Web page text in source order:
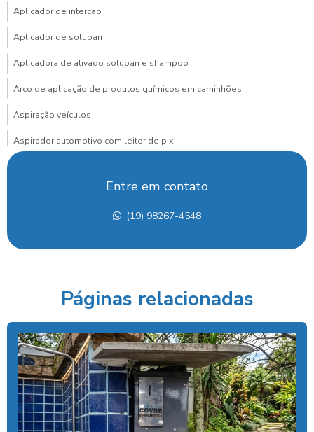
Aplicador de intercap
Aplicador de solupan
Aplicadora de ativado solupan e shampoo
Arco de aplicação de produtos químicos em caminhões
Aspiração veículos
Aspirador automotivo com leitor de pix
Aspirador de carros para lava rapido
Aspirador de carros portátil preço
Aspirador de carros profissional
Aspirador com cobrança por pix para posto
Aspirador para lava rápido profissional
Aspirador moedas
Aspirador de pó fichas e moedas
Aspirador de pó ideal para carros
Entre em contato
(19) 98267-4548
Páginas relacionadas